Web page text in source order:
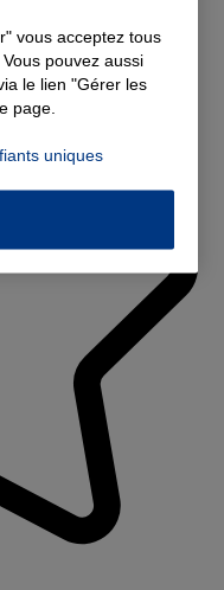
vous acceptez tous
pouvez aussi
le lien "Gérer les
page.
uniques